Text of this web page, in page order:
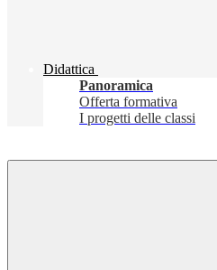
Didattica
Panoramica
Offerta formativa
I progetti delle classi